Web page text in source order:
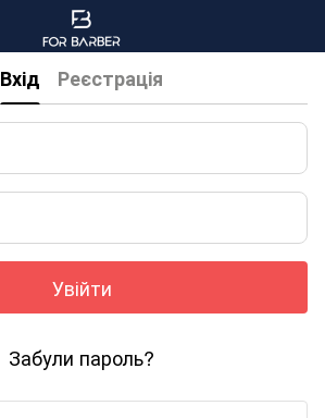
Вхід Реєстрація
Увійти
Забули пароль?